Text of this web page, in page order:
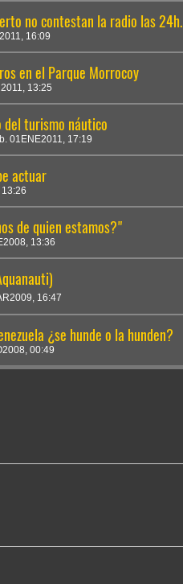
no contestan la radio las 24h.
16:09
en el Parque Morrocoy
13:25
del turismo náutico
01ENE2011, 17:19
actuar
de quien estamos?"
13:36
16:47
¿se hunde o la hunden?
00:49